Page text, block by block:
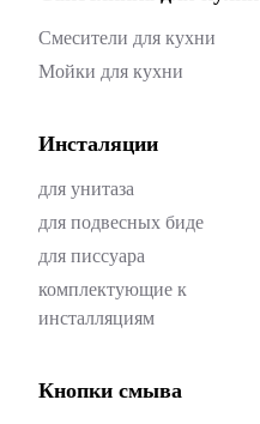
Смесители для кухни
Мойки для кухни
Инсталяции
для унитаза
для подвесных биде
для писсуара
комплектующие к
инсталляциям
Кнопки смыва